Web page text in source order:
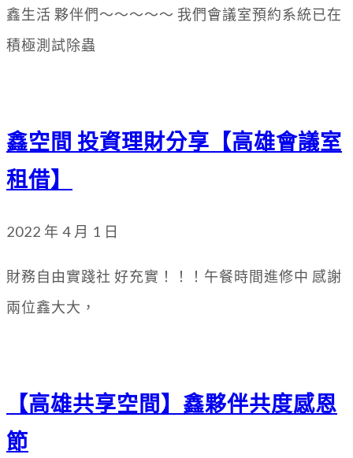
鑫生活 夥伴們～～～～～ 我們會議室預約系統已在
積極測試除蟲
鑫空間 投資理財分享【高雄會議室
租借】
2022 年 4 月 1 日
財務自由實踐社 好充實！！！午餐時間進修中 感謝
兩位鑫大大，
【高雄共享空間】鑫夥伴共度感恩
節